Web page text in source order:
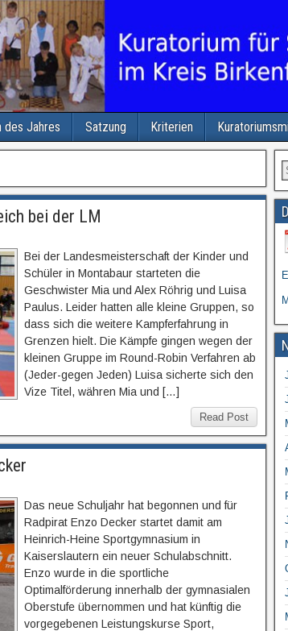
des Jahres Satzung Kriterien
bei der LM
Bei der Landesmeisterschaft der Kinder und
Schüler in Montabaur starteten die
Geschwister Mia und Alex Röhrig und Luisa
Paulus. Leider hatten alle kleine Gruppen, so
dass sich die weitere Kampferfahrung in
Grenzen hielt. Die Kämpfe gingen wegen der
kleinen Gruppe im Round-Robin Verfahren ab
(Jeder-gegen Jeden) Luisa sicherte sich den
Vize Titel, währen Mia und […]
Read Post
Das neue Schuljahr hat begonnen und für
Radpirat Enzo Decker startet damit am
Heinrich-Heine Sportgymnasium in
Kaiserslautern ein neuer Schulabschnitt.
Enzo wurde in die sportliche
Optimalförderung innerhalb der gymnasialen
Oberstufe übernommen und hat künftig die
vorgegebenen Leistungskurse Sport,